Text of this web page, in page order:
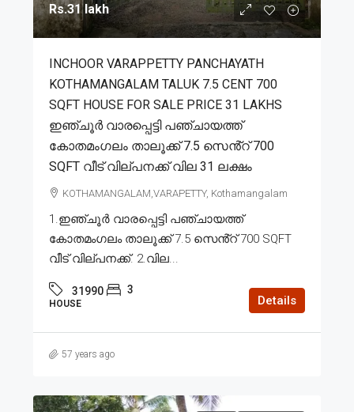
Rs.31 lakh
INCHOOR VARAPPETTY PANCHAYATH
KOTHAMANGALAM TALUK 7.5 CENT 700
SQFT HOUSE FOR SALE PRICE 31 LAKHS
ഇഞ്ചൂർ വാരപ്പെട്ടി പഞ്ചായത്ത്
കോതമംഗലം താലൂക്ക് 7.5 സെൻ്റ് 700
SQFT വീട് വില്പനക്ക് വില 31 ലക്ഷം
KOTHAMANGALAM,VARAPETTY, Kothamangalam
1.ഇഞ്ചൂർ വാരപ്പെട്ടി പഞ്ചായത്ത്
കോതമംഗലം താലൂക്ക് 7.5 സെൻ്റ് 700 SQFT
വീട് വില്പനക്ക്. 2.വില...
31990 3
HOUSE Details
57 years ago